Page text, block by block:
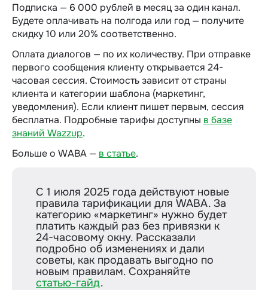
Подписка — 6 000 рублей в месяц за один канал.
Будете оплачивать на полгода или год — получите
скидку 10 или 20% соответственно.
Оплата диалогов — по их количеству. При отправке
первого сообщения клиенту открывается 24-
часовая сессия. Стоимость зависит от страны
клиента и категории шаблона (маркетинг,
уведомления). Если клиент пишет первым, сессия
бесплатна. Подробные тарифы доступны в базе
знаний Wazzup.
Больше о WABA — в статье.
С 1 июля 2025 года действуют новые
правила тарификации для WABA. За
категорию «маркетинг» нужно будет
платить каждый раз без привязки к
24-часовому окну. Рассказали
подробно об изменениях и дали
советы, как продавать выгодно по
новым правилам. Сохраняйте
статью-гайд.